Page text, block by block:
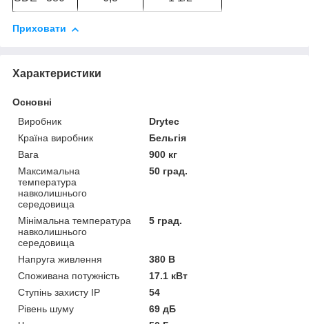
Приховати
Характеристики
Основні
Виробник
Drytec
Країна виробник
Бельгія
Вага
900 кг
Максимальна
температура
навколишнього
середовища
50 град.
Мінімальна температура
навколишнього
середовища
5 град.
Напруга живлення
380 В
Споживана потужність
17.1 кВт
Ступінь захисту IP
54
Рівень шуму
69 дБ